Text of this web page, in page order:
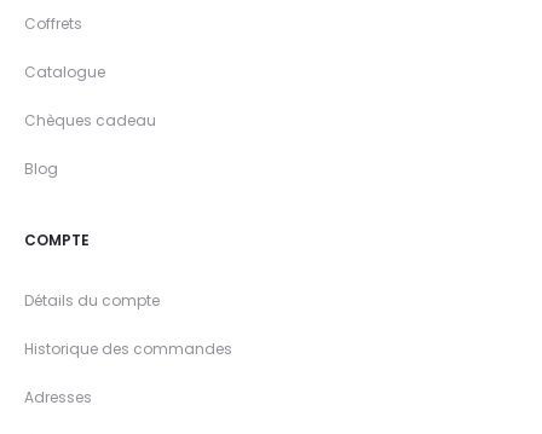
Coffrets
Catalogue
Chèques cadeau
Blog
COMPTE
Détails du compte
Historique des commandes
Adresses